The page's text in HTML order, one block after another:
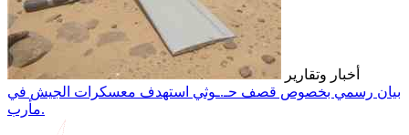
أخبار وتقارير
بيان رسمي بخصوص قصف حـ.ـوثي استهدف معسكرات الجيش في
مأرب.